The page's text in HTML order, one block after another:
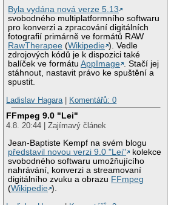
Byla vydána nová verze 5.13
svobodného multiplatformního softwaru
pro konverzi a zpracování digitálních
fotografií primárně ve formátů RAW
RawTherapee (Wikipedie ). Vedle
zdrojových kódů je k dispozici také
balíček ve formátuAppImage . Stačí jej
stáhnout, nastavit právo ke spuštění a
spustit.
Ladislav Hagara
Komentářů: 0
FFmpeg 9.0 "Lei"
4.8. 20:44 | Zajímavý článek
Jean-Baptiste Kempf na svém blogu
představil novou verzi 9.0 "Lei"
kolekce
svobodného softwaru umožňujícího
nahrávání, konverzi a streamovaní
digitálního zvuku a obrazu FFmpeg
(Wikipedie ).